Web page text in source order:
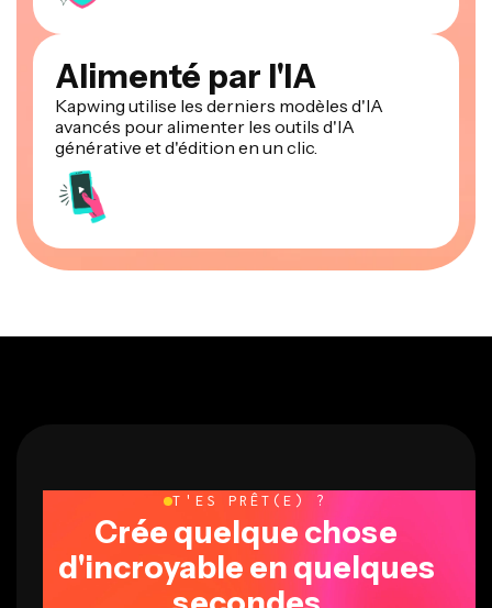
Alimenté par l'IA
Kapwing utilise les derniers modèles d'IA
avancés pour alimenter les outils d'IA
générative et d'édition en un clic.
T'ES PRÊT(E) ?
Crée quelque chose
d'incroyable en quelques